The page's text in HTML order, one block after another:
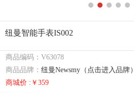
纽曼智能手表IS002
商品编码：V63078
商品品牌：纽曼Newsmy（点击进入品牌）
商城价 :￥359